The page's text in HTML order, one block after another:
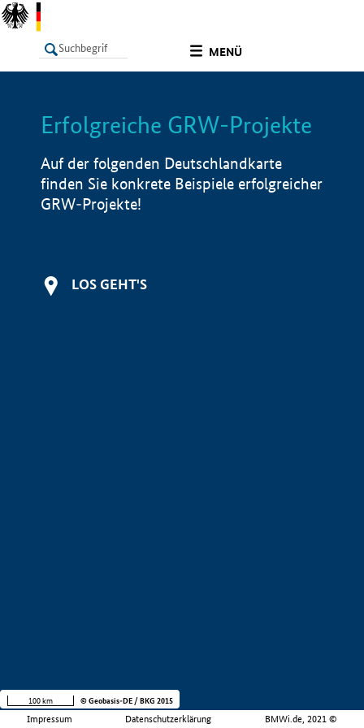
MENÜ
LISTE Info
Erfolgreiche GRW-Projekte
Auf der folgenden Deutschlandkarte
finden Sie konkrete Beispiele erfolgreicher
GRW-Projekte!
LOS GEHT'S
Impressum Datenschutzerklärung BMWi.de, 2021 ©
100 km © Geobasis-DE / BKG 2015